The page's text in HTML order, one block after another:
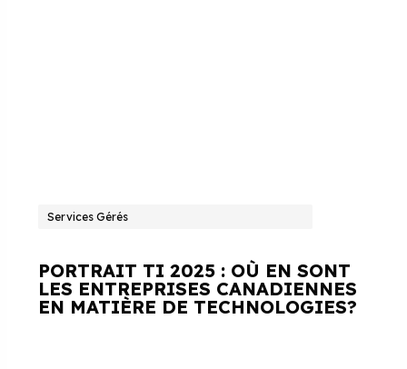
Services Gérés
PORTRAIT TI 2025 : OÙ EN SONT
LES ENTREPRISES CANADIENNES
EN MATIÈRE DE TECHNOLOGIES?